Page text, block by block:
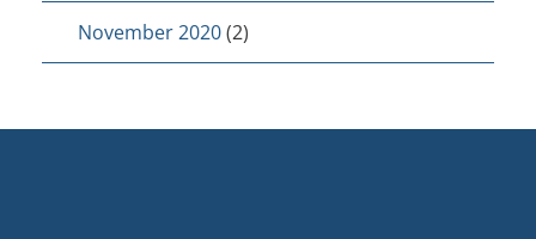
November 2020(2)